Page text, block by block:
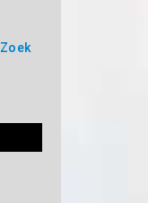
Zoek